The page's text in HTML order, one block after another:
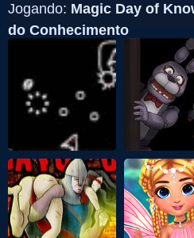
Jogando: Magic Day of
do Conhecimento